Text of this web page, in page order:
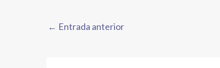
← Entrada anterior